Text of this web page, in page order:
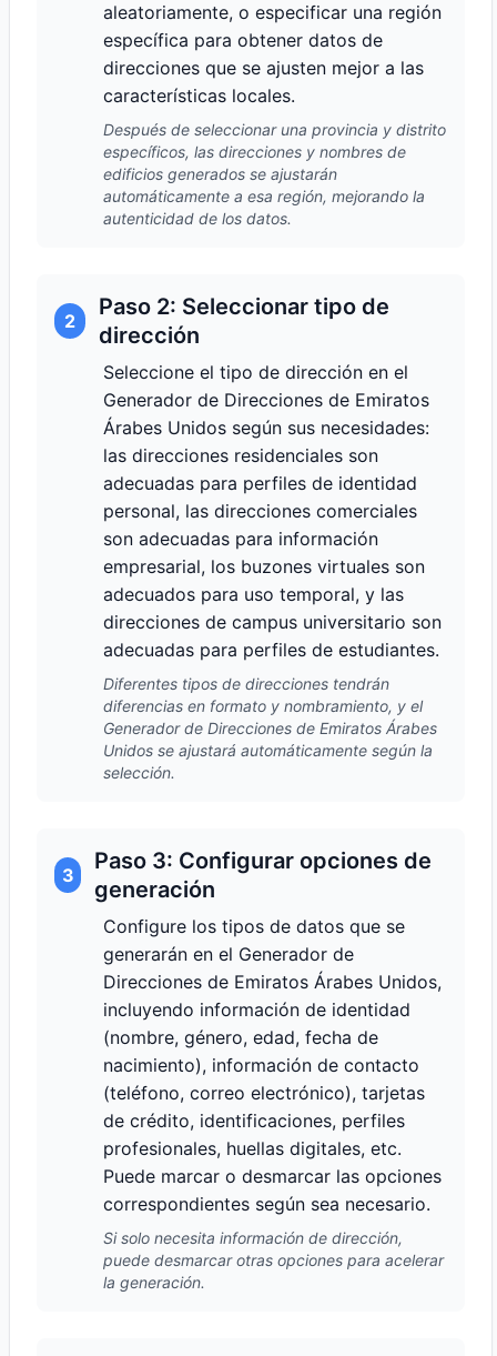
aleatoriamente, o especificar una región
específica para obtener datos de
direcciones que se ajusten mejor a las
características locales.
Después de seleccionar una provincia y distrito
específicos, las direcciones y nombres de
edificios generados se ajustarán
automáticamente a esa región, mejorando la
autenticidad de los datos.
2
Paso 2: Seleccionar tipo de
dirección
Seleccione el tipo de dirección en el
Generador de Direcciones de Emiratos
Árabes Unidos según sus necesidades:
las direcciones residenciales son
adecuadas para perfiles de identidad
personal, las direcciones comerciales
son adecuadas para información
empresarial, los buzones virtuales son
adecuados para uso temporal, y las
direcciones de campus universitario son
adecuadas para perfiles de estudiantes.
Diferentes tipos de direcciones tendrán
diferencias en formato y nombramiento, y el
Generador de Direcciones de Emiratos Árabes
Unidos se ajustará automáticamente según la
selección.
3
Paso 3: Configurar opciones de
generación
Configure los tipos de datos que se
generarán en el Generador de
Direcciones de Emiratos Árabes Unidos,
incluyendo información de identidad
(nombre, género, edad, fecha de
nacimiento), información de contacto
(teléfono, correo electrónico), tarjetas
de crédito, identificaciones, perfiles
profesionales, huellas digitales, etc.
Puede marcar o desmarcar las opciones
correspondientes según sea necesario.
Si solo necesita información de dirección,
puede desmarcar otras opciones para acelerar
la generación.